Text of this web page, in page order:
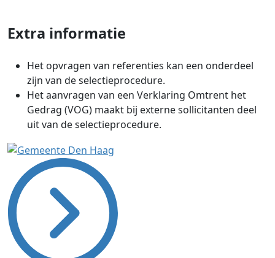
Extra informatie
Het opvragen van referenties kan een onderdeel
zijn van de selectieprocedure.
Het aanvragen van een Verklaring Omtrent het
Gedrag (VOG) maakt bij externe sollicitanten deel
uit van de selectieprocedure.